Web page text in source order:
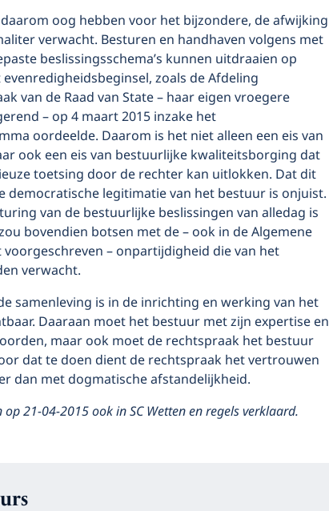
oog hebben voor het bijzondere, de afwijking
verwacht. Besturen en handhaven volgens met
beslissingsschema’s kunnen uitdraaien op
zoals de Afdeling
van de Raad van State – haar eigen vroegere
– op 4 maart 2015 inzake het
oordeelde. Daarom is het niet alleen een eis van
ook een eis van bestuurlijke kwaliteitsborging dat
toetsing door de rechter kan uitlokken. Dat dit
democratische legitimatie van het bestuur is onjuist.
van de bestuurlijke beslissingen van alledag is
bovendien botsen met de – ook in de Algemene
– onpartijdigheid die van het
verwacht.
samenleving is in de inrichting en werking van het
Daaraan moet het bestuur met zijn expertise en
maar ook moet de rechtspraak het bestuur
dat te doen dient de rechtspraak het vertrouwen
dan met dogmatische afstandelijkheid.
21-04-2015 ook in SC Wetten en regels verklaard.